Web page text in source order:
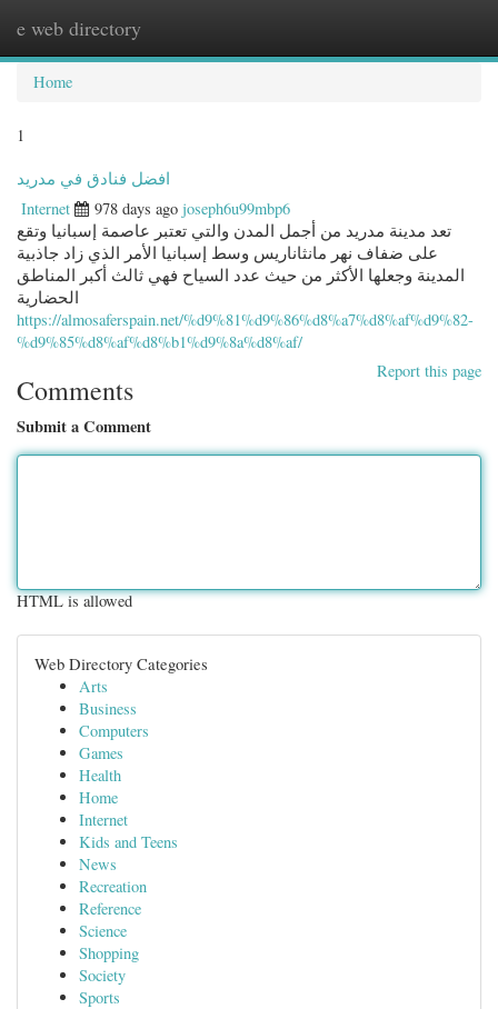
e web directory
Home
1
افضل فنادق في مدريد
Internet 978 days ago joseph6u99mbp6
تعد مدينة مدريد من أجمل المدن والتي تعتبر عاصمة إسبانيا وتقع
على ضفاف نهر مانثاناريس وسط إسبانيا الأمر الذي زاد جاذبية
المدينة وجعلها الأكثر من حيث عدد السياح فهي ثالث أكبر المناطق
الحضارية
https://almosaferspain.net/%d9%81%d9%86%d8%a7%d8%af%d9%82-
%d9%85%d8%af%d8%b1%d9%8a%d8%af/
Report this page
Comments
Submit a Comment
HTML is allowed
Web Directory Categories
Arts
Business
Computers
Games
Health
Home
Internet
Kids and Teens
News
Recreation
Reference
Science
Shopping
Society
Sports